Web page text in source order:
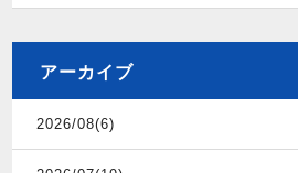
アーカイブ
2026/08(6)